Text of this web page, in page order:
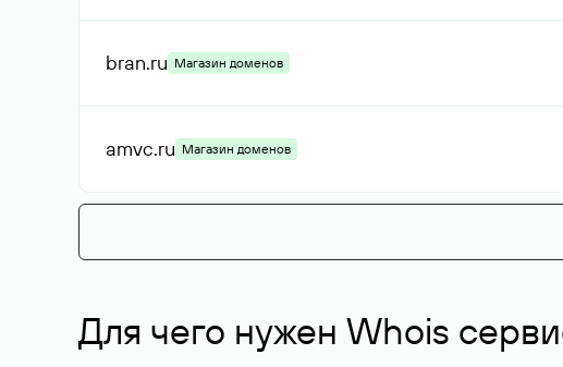
bran.ru Магазин доменов
amvc.ru Магазин доменов
Для чего нужен Whois